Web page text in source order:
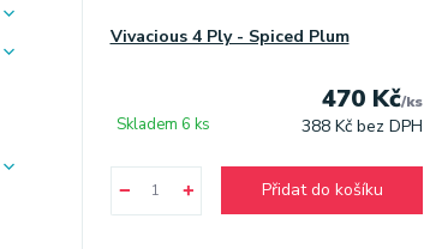
Vivacious 4 Ply - Spiced Plum
470 Kč/ks
388 Kčbez DPH
Skladem 6 ks
Přidat do košíku